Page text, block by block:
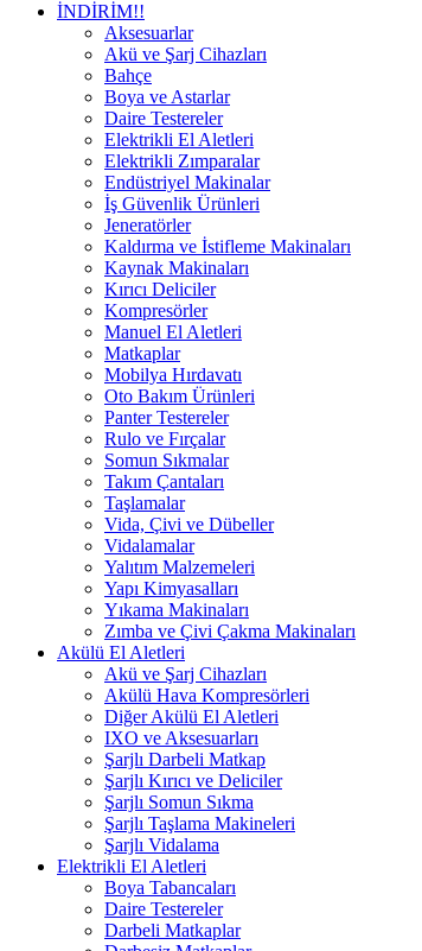
İNDİRİM!!
Aksesuarlar
Akü ve Şarj Cihazları
Bahçe
Boya ve Astarlar
Daire Testereler
Elektrikli El Aletleri
Elektrikli Zımparalar
Endüstriyel Makinalar
İş Güvenlik Ürünleri
Jeneratörler
Kaldırma ve İstifleme Makinaları
Kaynak Makinaları
Kırıcı Deliciler
Kompresörler
Manuel El Aletleri
Matkaplar
Mobilya Hırdavatı
Oto Bakım Ürünleri
Panter Testereler
Rulo ve Fırçalar
Somun Sıkmalar
Takım Çantaları
Taşlamalar
Vida, Çivi ve Dübeller
Vidalamalar
Yalıtım Malzemeleri
Yapı Kimyasalları
Yıkama Makinaları
Zımba ve Çivi Çakma Makinaları
Akülü El Aletleri
Akü ve Şarj Cihazları
Akülü Hava Kompresörleri
Diğer Akülü El Aletleri
IXO ve Aksesuarları
Şarjlı Darbeli Matkap
Şarjlı Kırıcı ve Deliciler
Şarjlı Somun Sıkma
Şarjlı Taşlama Makineleri
Şarjlı Vidalama
Elektrikli El Aletleri
Boya Tabancaları
Daire Testereler
Darbeli Matkaplar